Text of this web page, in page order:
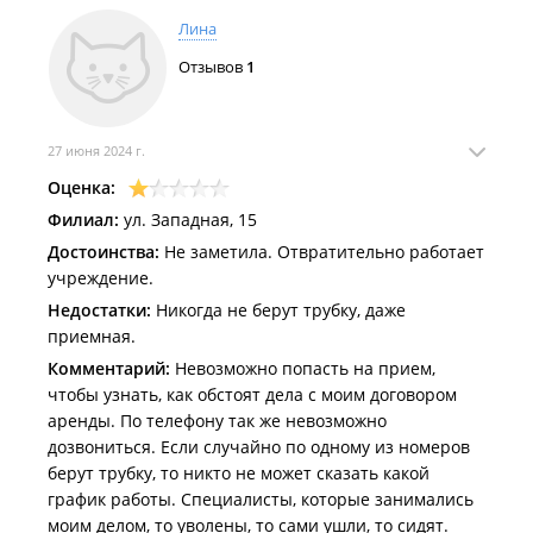
Лина
Отзывов 1
27 июня 2024 г.
Оценка:
Филиал: ул. Западная, 15
Достоинства: Не заметила. Отвратительно работает
учреждение.
Недостатки: Никогда не берут трубку, даже
приемная.
Комментарий: Невозможно попасть на прием,
чтобы узнать, как обстоят дела с моим договором
аренды. По телефону так же невозможно
дозвониться. Если случайно по одному из номеров
берут трубку, то никто не может сказать какой
график работы. Специалисты, которые занимались
моим делом, то уволены, то сами ушли, то сидят.